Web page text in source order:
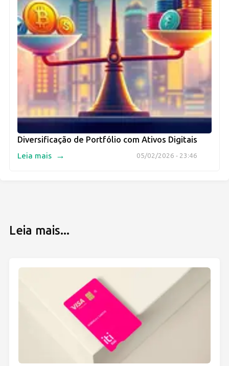
Diversificação de Portfólio com Ativos Digitais
05/02/2026 - 23:46
Leia mais →
Leia mais...